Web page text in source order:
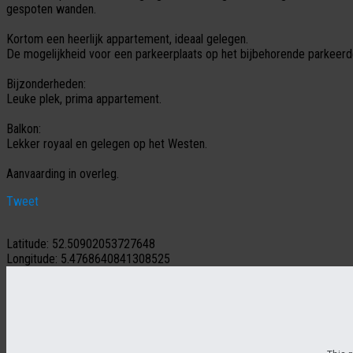
gespoten wanden.
Kortom een heerlijk appartement, ideaal gelegen.
De mogelijkheid voor een parkeerplaats op het bijbehorende
Bijzonderheden:
Leuke plek, prima appartement.
Balkon:
Lekker royaal en gelegen op het Westen.
Aanvaarding in overleg.
Tweet
Latitude: 52.50902053727648
Longitude: 5.4768640841308525